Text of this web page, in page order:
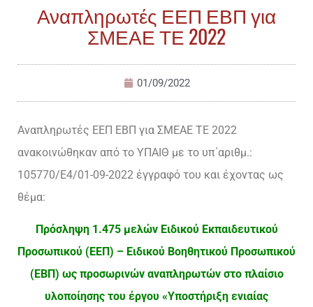
Αναπληρωτές ΕΕΠ ΕΒΠ για
ΣΜΕΑΕ ΤΕ 2022
01/09/2022
Αναπληρωτές ΕΕΠ ΕΒΠ για ΣΜΕΑΕ ΤΕ 2022
ανακοινώθηκαν από το ΥΠΑΙΘ με το υπ΄αριθμ.:
105770/Ε4/01-09-2022 έγγραφό του και έχοντας ως
θέμα:
Πρόσληψη 1.475 μελών Ειδικού Εκπαιδευτικού
Προσωπικού (ΕΕΠ) – Ειδικού Βοηθητικού Προσωπικού
(ΕΒΠ) ως προσωρινών αναπληρωτών στο πλαίσιο
υλοποίησης του έργου «Υποστήριξη ενιαίας